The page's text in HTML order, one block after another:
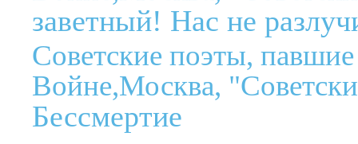
заветный! Нас не
Советские поэты,
Войне,Москва,
Бессмертие